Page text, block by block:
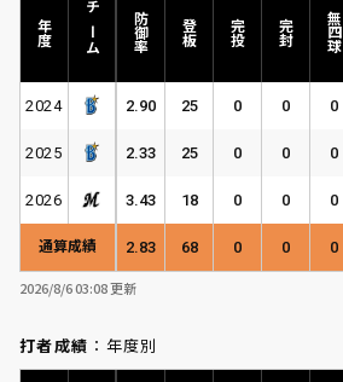
年度 チーム 防御率 登板 完投 完封 無四球
2024 2.90 25 0 0 0
2025 2.33 25 0 0 0
2026 3.43 18 0 0 0
通算成績 2.83 68 0 0 0
2026/8/6 03:08 更新
打者成績 ：年度別